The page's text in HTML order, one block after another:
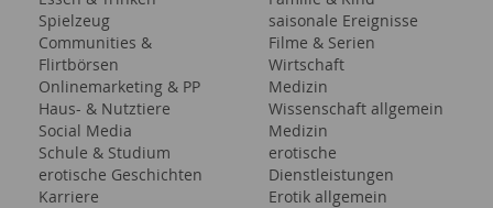
Spielzeug
Communities &
Flirtbörsen
Onlinemarketing & PP
Haus- & Nutztiere
Social Media
Schule & Studium
erotische Geschichten
Karriere
saisonale Ereignisse
Filme & Serien
Wirtschaft
Medizin
Wissenschaft allgemein
Medizin
erotische
Dienstleistungen
Erotik allgemein